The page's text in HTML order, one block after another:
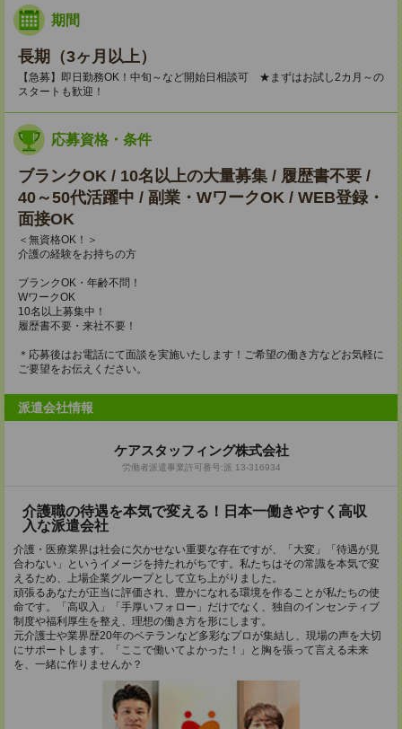
期間
長期（3ヶ月以上）
【急募】即日勤務OK！中旬～など開始日相談可 ★まずはお試し2カ月～の
スタートも歓迎！
応募資格・条件
ブランクOK / 10名以上の大量募集 / 履歴書不要 /
40～50代活躍中 / 副業・WワークOK / WEB登録・
面接OK
＜無資格OK！＞
介護の経験をお持ちの方
ブランクOK・年齢不問！
WワークOK
10名以上募集中！
履歴書不要・来社不要！
＊応募後はお電話にて面談を実施いたします！ご希望の働き方などお気軽に
ご要望をお伝えください。
派遣会社情報
ケアスタッフィング株式会社
労働者派遣事業許可番号:派 13-316934
介護職の待遇を本気で変える！日本一働きやすく高収
入な派遣会社
介護・医療業界は社会に欠かせない重要な存在ですが、「大変」「待遇が見
合わない」というイメージを持たれがちです。私たちはその常識を本気で変
えるため、上場企業グループとして立ち上がりました。
頑張るあなたが正当に評価され、豊かになれる環境を作ることが私たちの使
命です。「高収入」「手厚いフォロー」だけでなく、独自のインセンティブ
制度や福利厚生を整え、理想の働き方を形にします。
元介護士や業界歴20年のベテランなど多彩なプロが集結し、現場の声を大切
にサポートします。「ここで働いてよかった！」と胸を張って言える未来
を、一緒に作りませんか？